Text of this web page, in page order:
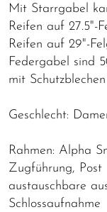
Mit Starrgabel
Reifen auf 27.5"-
Reifen auf 29"-
Federgabel sind
mit
Geschlecht:
Rahmen: Alpha
Zugführung, Post
austauschbare
Schlossaufnahme